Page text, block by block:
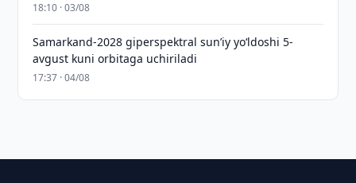
18:10 · 03/08
Samarkand-2028 giperspektral sun’iy yo‘ldoshi 5-
avgust kuni orbitaga uchiriladi
17:37 · 04/08